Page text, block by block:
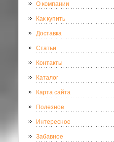
О компании
Как купить
Доставка
Статьи
Контакты
Каталог
Карта сайта
Полезное
Интересное
Забавное